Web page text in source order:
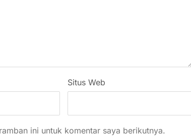
Situs Web
ini untuk komentar saya berikutnya.